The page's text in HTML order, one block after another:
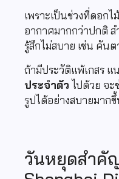
เพราะเป็นช่วงที่ดอกไ
อากาศมากกว่าปกติ
รู้สึกไม่สบาย เช่น คัน
ถ้ามีประวัติแพ้เกสร แ
ประจำตัว ไปด้วย จะ
รูปได้อย่างสบายมาก
วันหยุดสำคั